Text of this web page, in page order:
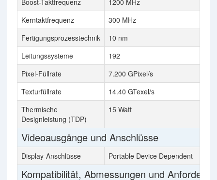
Boost-Taktfrequenz
1200 MHz
Kerntaktfrequenz
300 MHz
Fertigungsprozesstechnik
10 nm
Leitungssysteme
192
Pixel-Füllrate
7.200 GPixel/s
Texturfüllrate
14.40 GTexel/s
Thermische
Designleistung (TDP)
15 Watt
Videoausgänge und Anschlüsse
Display-Anschlüsse Portable Device Dependent
Kompatibilität, Abmessungen und